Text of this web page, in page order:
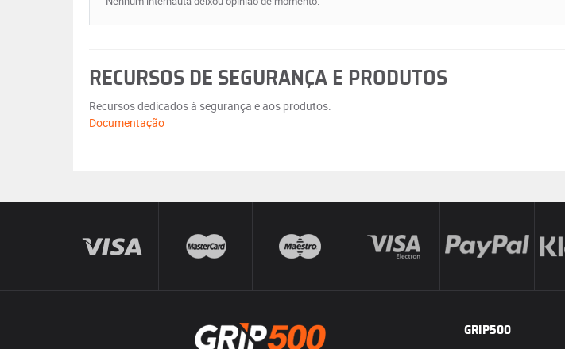
RECURSOS DE SEGURANÇA E PRODUTOS
Recursos dedicados à segurança e aos produtos.
Documentação
GRIP500